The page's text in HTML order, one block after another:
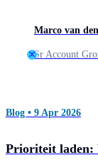
Marco van
Sr Account
Blog • 9 Apr 2026
Prioriteit laden: